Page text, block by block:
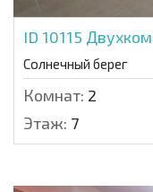
ID 10115
Солнечный берег
Комнат: 2
Этаж: 7